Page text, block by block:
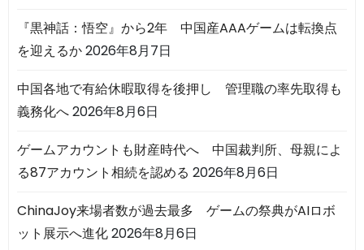
『黒神話：悟空』から2年 中国産AAAゲームは転換点
を迎えるか2026年8月7日
中国各地で有給休暇取得を後押し 管理職の率先取得も
義務化へ2026年8月6日
ゲームアカウントも財産時代へ 中国裁判所、母親によ
る87アカウント相続を認める 2026年8月6日
ChinaJoy来場者数が過去最多 ゲームの祭典がAIロボ
ット展示へ進化2026年8月6日